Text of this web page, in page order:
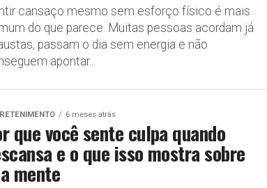
cansaço mesmo sem esforço físico é mais
do que parece. Muitas pessoas acordam já
passam o dia sem energia e não
apontar...
6 meses atrás
que você sente culpa quando
e o que isso mostra sobre
mente